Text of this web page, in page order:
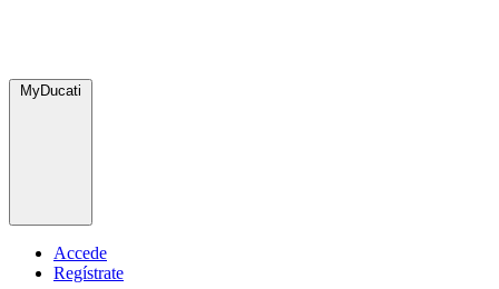
MyDucati
Accede
Regístrate